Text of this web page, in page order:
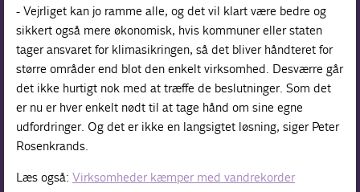
- Vejrliget kan jo ramme alle, og det vil klart være bedre og
sikkert også mere økonomisk, hvis kommuner eller staten
tager ansvaret for klimasikringen, så det bliver håndteret for
større områder end blot den enkelt virksomhed. Desværre går
det ikke hurtigt nok med at træffe de beslutninger. Som det
er nu er hver enkelt nødt til at tage hånd om sine egne
udfordringer. Og det er ikke en langsigtet løsning, siger Peter
Rosenkrands.
Læs også:Virksomheder kæmper med vandrekorder